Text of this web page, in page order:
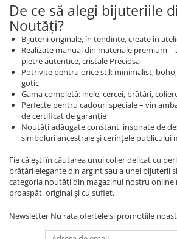
De ce să alegi bijuteriile
Noutăți?
Bijuterii originale, în tendințe, create în
Realizate manual din materiale premium –
pietre autentice, cristale Preciosa
Potrivite pentru orice stil: minimalist,
gotic
Gama completă: inele, cercei, brățări,
Perfecte pentru cadouri speciale – vin
de certificat de garanție
Noutăți adăugate constant, inspirate de
simboluri ancestrale și cerințele publicului
Fie că ești în căutarea unui colier delicat cu
brățări elegante din argint sau a unei bijuterii
categoria noutăți din magazinul nostru online
proaspăt, original și cu suflet.
Newsletter Nu rata ofertele si promotiile